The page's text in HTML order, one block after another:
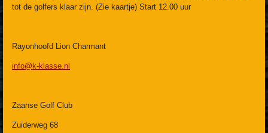
tot de golfers klaar zijn. (Zie kaartje) Start 12.00 uur
Rayonhoofd Lion Charmant
info@k-klasse.nl
Zaanse Golf Club
Zuiderweg 68